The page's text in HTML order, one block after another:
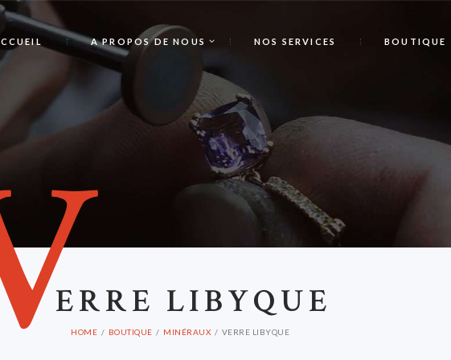
A PROPOS DE NOUS NOS SERVICES BOUTIQUE
ERRE LIBYQUE
HOME BOUTIQUE MINÉRAUX VERRE LIBYQUE